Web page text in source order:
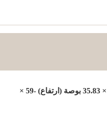
23.23 بوصة (طول) × 26.28 بوصة (عرض) × 35.83 بوصة (ارتفاع) -59 ×